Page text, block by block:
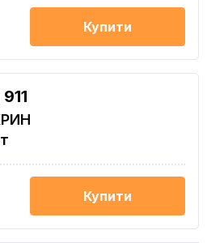
Купити
Купити